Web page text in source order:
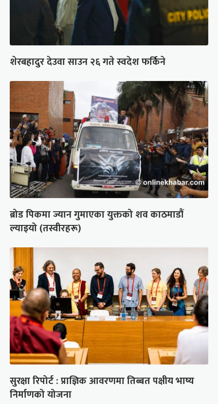
शेरबहादुर देउवा साउन २६ गते स्वदेश फर्किने
ब्रोड पिकमा ज्यान गुमाएका युक्तको शव काठमाडौं
ल्याइयो (तस्वीरहरू)
सुरक्षा रिपोर्ट : प्राज्ञिक आवरणमा तिब्बत पक्षीय भाष्य
निर्माणको योजना